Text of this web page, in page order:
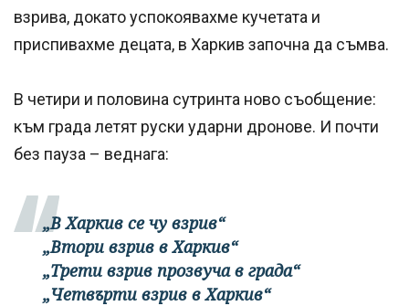
взрива, докато успокоявахме кучетата и
приспивахме децата, в Харкив започна да съмва.
В четири и половина сутринта ново съобщение:
към града летят руски ударни дронове. И почти
без пауза – веднага:
„В Харкив се чу взрив“
„Втори взрив в Харкив“
„Трети взрив прозвуча в града“
„Четвърти взрив в Харкив“